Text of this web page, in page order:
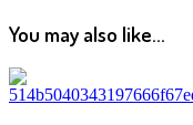
You may also like...